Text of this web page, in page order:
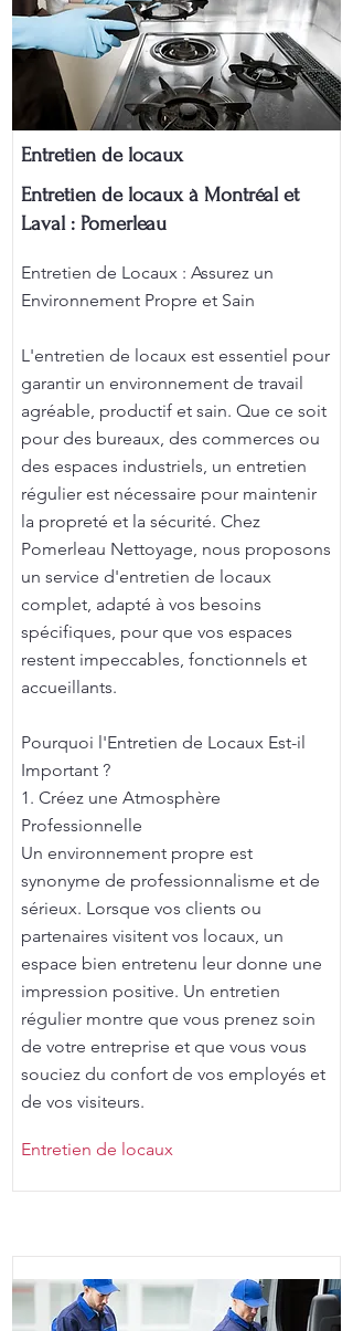
Entretien de locaux
Entretien de locaux à Montréal et
Laval : Pomerleau
Entretien de Locaux : Assurez un
Environnement Propre et Sain
L'entretien de locaux est essentiel pour
garantir un environnement de travail
agréable, productif et sain. Que ce soit
pour des bureaux, des commerces ou
des espaces industriels, un entretien
régulier est nécessaire pour maintenir
la propreté et la sécurité. Chez
Pomerleau Nettoyage, nous proposons
un service d'entretien de locaux
complet, adapté à vos besoins
spécifiques, pour que vos espaces
restent impeccables, fonctionnels et
accueillants.
Pourquoi l'Entretien de Locaux Est-il
Important ?
1. Créez une Atmosphère
Professionnelle
Un environnement propre est
synonyme de professionnalisme et de
sérieux. Lorsque vos clients ou
partenaires visitent vos locaux, un
espace bien entretenu leur donne une
impression positive. Un entretien
régulier montre que vous prenez soin
de votre entreprise et que vous vous
souciez du confort de vos employés et
de vos visiteurs.
Entretien de locaux